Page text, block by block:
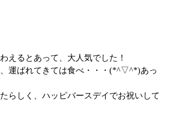
えるとあって、大人気でした！
運ばれてきては食べ・・・(*^▽^*)あっ
らしく、ハッピバースデイでお祝いして